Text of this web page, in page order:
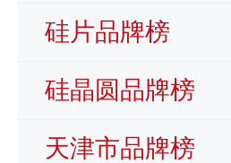
硅片品牌榜
硅晶圆品牌榜
天津市品牌榜